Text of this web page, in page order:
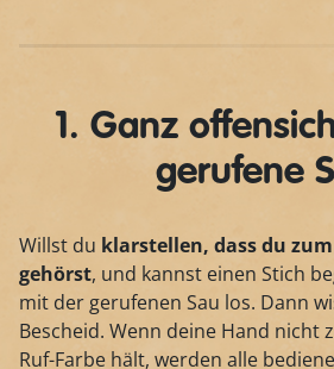
1. Ganz
gerufene
Willst du klarstellen, dass du
gehörst, und kannst einen Stich
mit der gerufenen Sau los. Dann
Bescheid. Wenn deine Hand nicht
Ruf-Farbe hält, werden alle